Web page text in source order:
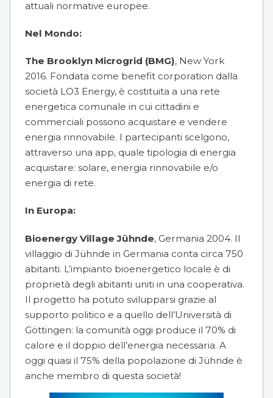
attuali normative europee.
Nel Mondo:
The Brooklyn Microgrid (BMG), New York
2016. Fondata come benefit corporation dalla
società LO3 Energy, è costituita a una rete
energetica comunale in cui cittadini e
commerciali possono acquistare e vendere
energia rinnovabile. I partecipanti scelgono,
attraverso una app, quale tipologia di energia
acquistare: solare, energia rinnovabile e/o
energia di rete.
In Europa:
Bioenergy Village Jühnde, Germania 2004. Il
villaggio di Jühnde in Germania conta circa 750
abitanti. L’impianto bioenergetico locale è di
proprietà degli abitanti uniti in una cooperativa.
Il progetto ha potuto svilupparsi grazie al
supporto politico e a quello dell’Università di
Göttingen: la comunità oggi produce il 70% di
calore e il doppio dell’energia necessaria. A
oggi quasi il 75% della popolazione di Jühnde è
anche membro di questa società!